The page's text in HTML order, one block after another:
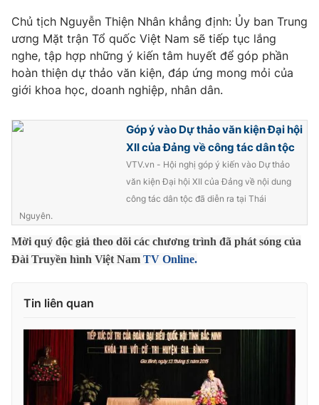
Tư vấn
Chuyên mục khác
Emagazine Podcast
Shorts video
VTV Thể thao
VTV Sức khoẻ
VTV9 VTV8
Liên hệ tòa soạn English
Chủ tịch Nguyễn Thiện Nhân khẳng định: Ủy ban Trung
ương Mặt trận Tổ quốc Việt Nam sẽ tiếp tục lắng
nghe, tập hợp những ý kiến tâm huyết để góp phần
hoàn thiện dự thảo văn kiện, đáp ứng mong mỏi của
giới khoa học, doanh nghiệp, nhân dân.
Góp ý vào Dự thảo văn kiện Đại hội
XII của Đảng về công tác dân tộc
VTV.vn - Hội nghị góp ý kiến vào Dự thảo
văn kiện Đại hội XII của Đảng về nội dung
công tác dân tộc đã diễn ra tại Thái
Nguyên.
Mời quý độc giả theo dõi các chương trình đã phát sóng của
Đài Truyền hình Việt Nam TV Online.
Tin liên quan